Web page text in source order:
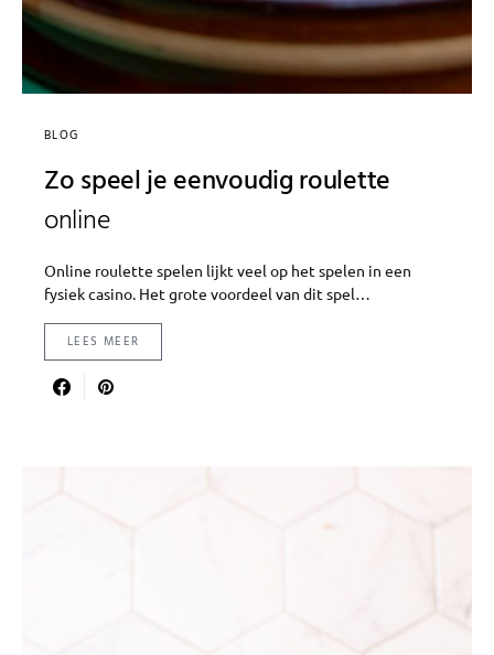
BLOG
Zo speel je eenvoudig roulette
online
Online roulette spelen lijkt veel op het spelen in een
fysiek casino. Het grote voordeel van dit spel…
LEES MEER